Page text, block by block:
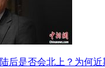
后是否会北上？为何近